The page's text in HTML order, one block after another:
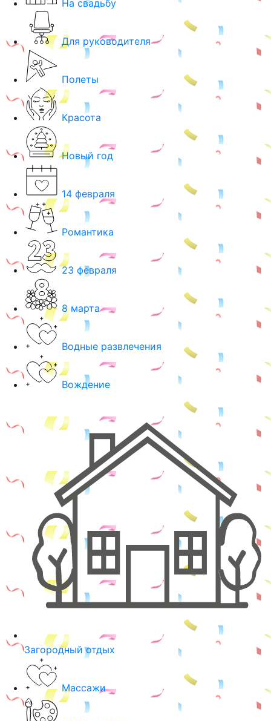
На свадьбу
Для руководителя
Полеты
Красота
Новый год
14 февраля
Романтика
23 февраля
8 марта
Водные развлечения
Вождение
Загородный отдых
Массажи